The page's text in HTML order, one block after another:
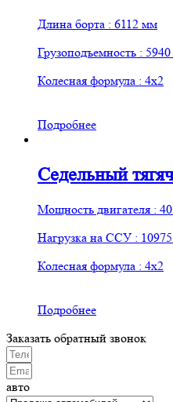
Длина борта : 6112 мм
Грузоподъемность : 5940
Колесная формула : 4х2
Подробнее
Седельный
Мощность двигателя :
Нагрузка на ССУ :
Колесная формула : 4х2
Подробнее
Заказать обратный звонок
авто